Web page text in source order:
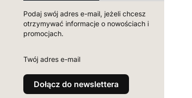
Podaj swój adres e-mail, jeżeli chcesz
otrzymywać informacje o nowościach i
promocjach.
Twój adres e-mail
Dołącz do newslettera